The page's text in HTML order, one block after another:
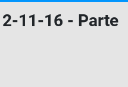
11-16 - Parte